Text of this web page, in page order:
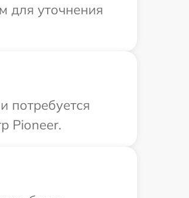
для уточнения
потребуется
Pioneer.